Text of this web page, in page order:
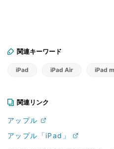
関連キーワード
iPad iPad Air iPad
関連リンク
アップル
アップル「iPad」